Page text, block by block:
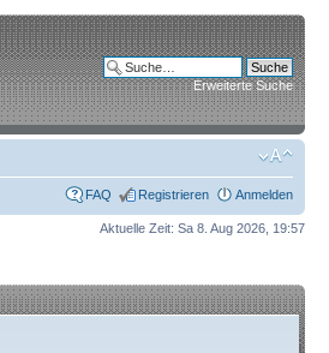
Erweiterte Suche
FAQ Registrieren Anmelden
Aktuelle Zeit: Sa 8. Aug 2026, 19:57